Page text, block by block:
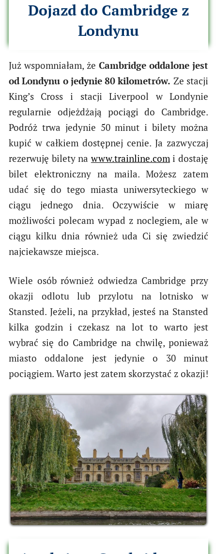
Dojazd do Cambridge z
Londynu
Już wspomniałam, żeCambridge oddalone jest
od Londynu o jedynie 80 kilometrów. Ze stacji
King’s Cross i stacji Liverpool w Londynie
regularnie odjeżdżają pociągi do Cambridge.
Podróż trwa jedynie 50 minut i bilety można
kupić w całkiem dostępnej cenie. Ja zazwyczaj
rezerwuję bilety nawww.trainline.comi dostaję
bilet elektroniczny na maila. Możesz zatem
udać się do tego miasta uniwersyteckiego w
ciągu jednego dnia. Oczywiście w miarę
możliwości polecam wypad z noclegiem, ale w
ciągu kilku dnia również uda Ci się zwiedzić
najciekawsze miejsca.
Wiele osób również odwiedza Cambridge przy
okazji odlotu lub przylotu na lotnisko w
Stansted. Jeżeli, na przykład, jesteś na Stansted
kilka godzin i czekasz na lot to warto jest
wybrać się do Cambridge na chwilę, ponieważ
miasto oddalone jest jedynie o 30 minut
pociągiem. Warto jest zatem skorzystać z okazji!